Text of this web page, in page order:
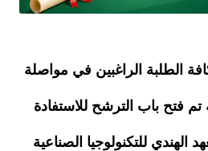
الطلبة الراغبين في مواصلة
تم فتح باب الترشح للاستفادة
الهندي للتكنولوجيا الصناعية